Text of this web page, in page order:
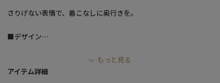
さりげない表情で、着こなしに奥行きを。
■デザイン
・袖は同素材を裏使いにし、単色ながらも陰影のある表情を演
もっと見る
アイテム詳細